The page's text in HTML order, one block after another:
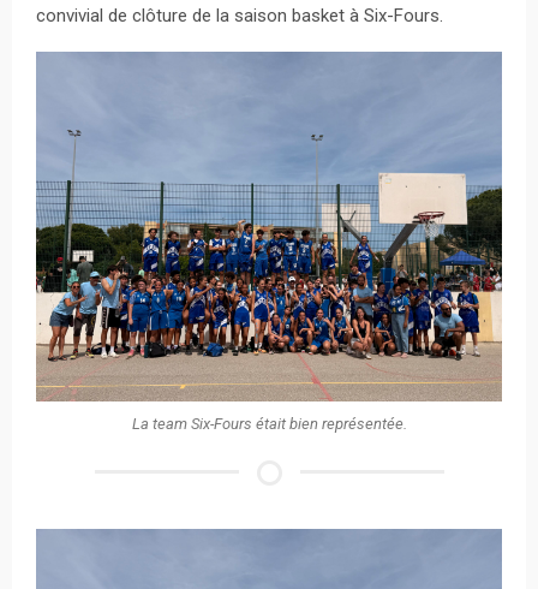
convivial de clôture de la saison basket à Six-Fours.
La team Six-Fours était bien représentée.